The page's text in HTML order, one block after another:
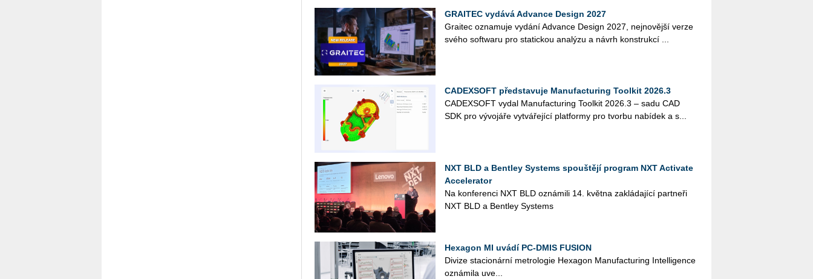
GRAITEC vydává Advance Design 2027
Grai­tec ozna­mu­je vy­dá­ní Advan­ce De­sign 2027, nej­no­věj­ší verze
svého soft­wa­ru pro sta­tic­kou ana­lý­zu a návrh kon­st­ruk­cí ...
CADEXSOFT představuje Manufacturing Toolkit 2026.3
CAD­EX­SOFT vydal Ma­nu­factu­ring Tool­kit 2026.3 – sadu CAD
SDK pro vý­vo­já­ře vy­tvá­ře­jí­cí plat­for­my pro tvor­bu na­bí­dek a s...
NXT BLD a Bentley Systems spouštějí program NXT Activate
Accelerator
Na kon­fe­ren­ci NXT BLD ozná­mi­li 14. květ­na za­klá­da­jí­cí part­ne­ři
NXT BLD a Bent­ley Sys­tems
Hexagon MI uvádí PC-DMIS FUSION
Di­vi­ze sta­ci­o­nár­ní me­t­ro­lo­gie He­xa­gon Ma­nu­factu­ring In­tel­li­gen­ce
ozná­mi­la uve...